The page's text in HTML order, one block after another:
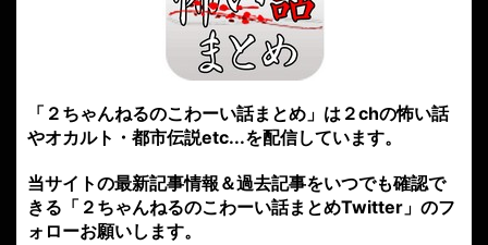
「２ちゃんねるのこわーい話まとめ」は２chの怖い話
やオカルト・都市伝説etc...を配信しています。
当サイトの最新記事情報＆過去記事をいつでも確認で
きる「２ちゃんねるのこわーい話まとめTwitter」のフ
ォローお願いします。